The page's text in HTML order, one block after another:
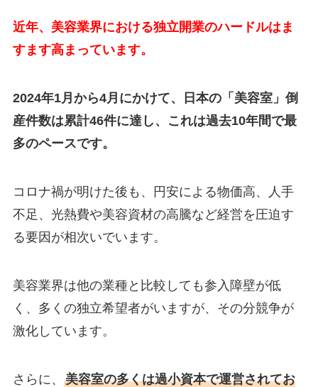
近年、美容業界における独立開業のハードルはま
すます高まっています。
2024年1月から4月にかけて、日本の「美容室」倒
産件数は累計46件に達し、これは過去10年間で最
多のペースです。
コロナ禍が明けた後も、円安による物価高、人手
不足、光熱費や美容資材の高騰など経営を圧迫す
る要因が相次いでいます。
美容業界は他の業種と比較しても参入障壁が低
く、多くの独立希望者がいますが、その分競争が
激化しています。
さらに、 美容室の多くは過小資本で運営されてお